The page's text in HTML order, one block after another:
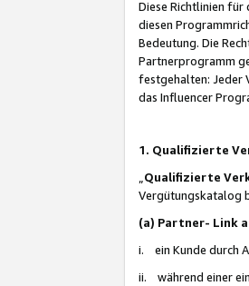
Diese Richtlinien für
diesen
Bedeutung. Die
Partnerprogramm
festgehalten: Jeder
das Influencer
1. Qualifizierte
Qualifizierte
Vergütungskatalog
(a) Partner- Link
i. ein Kunde durch
ii. während einer